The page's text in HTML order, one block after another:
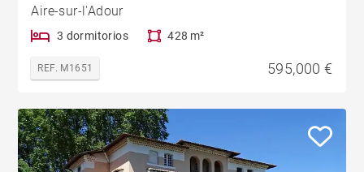
Aire-sur-l'Adour
3 dormitorios 428 m²
REF. M1651 595,000 €